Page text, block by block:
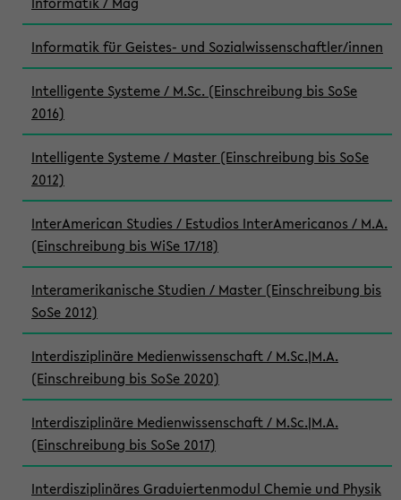
Informatik für Geistes- und Sozialwissenschaftler/innen
Intelligente Systeme / M.Sc. (Einschreibung bis SoSe
2016)
Intelligente Systeme / Master (Einschreibung bis SoSe
2012)
InterAmerican Studies / Estudios InterAmericanos / M.A.
(Einschreibung bis WiSe 17/18)
Interamerikanische Studien / Master (Einschreibung bis
SoSe 2012)
Interdisziplinäre Medienwissenschaft / M.Sc.|M.A.
(Einschreibung bis SoSe 2020)
Interdisziplinäre Medienwissenschaft / M.Sc.|M.A.
(Einschreibung bis SoSe 2017)
Interdisziplinäres Graduiertenmodul Chemie und Physik